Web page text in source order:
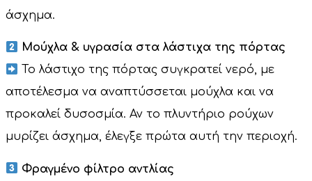
άσχημα.
Μούχλα & υγρασία στα λάστιχα της πόρτας
Το λάστιχο της πόρτας συγκρατεί νερό, με
αποτέλεσμα να αναπτύσσεται μούχλα και να
προκαλεί δυσοσμία. Αν το πλυντήριο ρούχων
μυρίζει άσχημα, έλεγξε πρώτα αυτή την περιοχή.
Φραγμένο φίλτρο αντλίας